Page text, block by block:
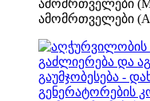
ამომრთველები
ამომრთველები